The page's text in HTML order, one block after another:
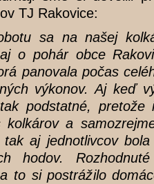
TJ Rakovice:
sa na našej
o pohár obce
panovala počas
výkonov. Aj keď
podstatné, pretože
kolkárov a
aj jednotlivcov
hodov.
to si postrážilo